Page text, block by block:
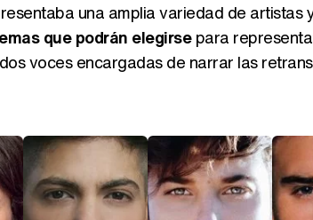
una amplia variedad de artistas
que podrán elegirsepara
voces encargadas de narrar las